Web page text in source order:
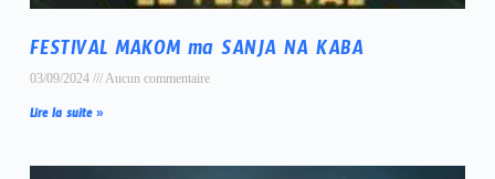
FESTIVAL MAKOM ma SANJA NA KABA
03/09/2024 Aucun commentaire
Lire la suite »